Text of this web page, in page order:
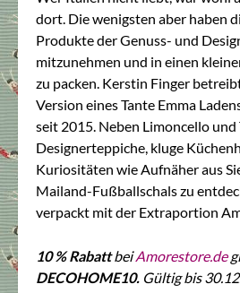
dort. Die wenigsten aber haben
Produkte der Genuss- und
mitzunehmen und in einen
zu packen. Kerstin Finger
Version eines Tante Emma
seit 2015. Neben Limoncello
Designerteppiche, kluge
Kuriositäten wie Aufnäher aus
Mailand-Fußballschals zu
verpackt mit der Extraportion
10 % RabattbeiAmorestore.de
DECOHOME10. Gültig bis